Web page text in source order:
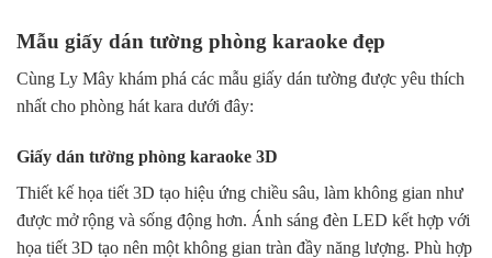
Mẫu giấy dán tường phòng karaoke đẹp
Cùng Ly Mây khám phá các mẫu giấy dán tường được yêu thích
nhất cho phòng hát kara dưới đây:
Giấy dán tường phòng karaoke 3D
Thiết kế họa tiết 3D tạo hiệu ứng chiều sâu, làm không gian như
được mở rộng và sống động hơn. Ánh sáng đèn LED kết hợp với
họa tiết 3D tạo nên một không gian tràn đầy năng lượng. Phù hợp